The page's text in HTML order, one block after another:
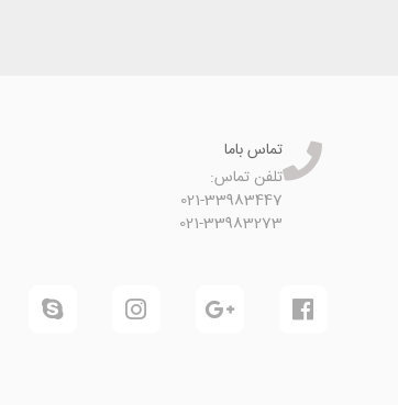
تماس باما
تلفن تماس:
021-33983447
021-33983273